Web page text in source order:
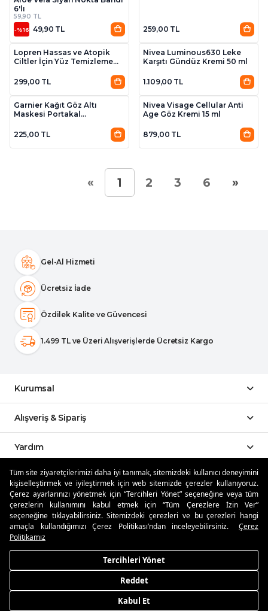
Tüm site ziyaretçilerimizi daha iyi tanımak, sitemizdeki kullanıcı deneyimini
kişiselleştirmek ve iyileştirmek için web sitemizde çerezler kullanıyoruz.
Çerez ayarlarınızı yönetmek için “Tercihleri Yönet” seçeneğine veya tüm
çerezlerin kullanımını kabul etmek için “Tüm Çerezlere İzin Ver”
seçeneğine tıklayabilirsiniz. Sitemizdeki çerezleri ve bu çerezleri hangi
amaçla kullandığımızı Çerez Politikası’ndan inceleyebilirsiniz.
Çerez
Politikamız
Tercihleri Yönet
Reddet
Kabul Et
6'lı
59,90 TL
-%16 49,90 TL 259,00 TL
Lopren Hassas ve Atopik
Ciltler İçin Yüz Temizleme
299,00 TL
Nivea Luminous630 Leke
Karşıtı Gündüz Kremi 50 ml
1.109,00 TL
Garnier Kağıt Göz Altı
Maskesi Portakal
225,00 TL
Nivea Visage Cellular Anti
Age Göz Kremi 15 ml
879,00 TL
« 1 2 3 6 »
Gel-Al Hizmeti
Ücretsiz İade
Özdilek Kalite ve Güvencesi
1.499 TL ve Üzeri Alışverişlerde Ücretsiz Kargo
Kurumsal
Alışveriş & Sipariş
Yardım
Sosyal Medya
Mobil Uygulamalar
Özdilekteyim'de Taksit Avantajları